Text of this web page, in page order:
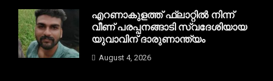
എറണാകുളത്ത് ഫ്ലാറ്റിൽ നിന്ന്
വീണ് പരപ്പനങ്ങാടി സ്വദേശിയായ
യുവാവിന് ദാരുണാന്ത്യം
August 4, 2026